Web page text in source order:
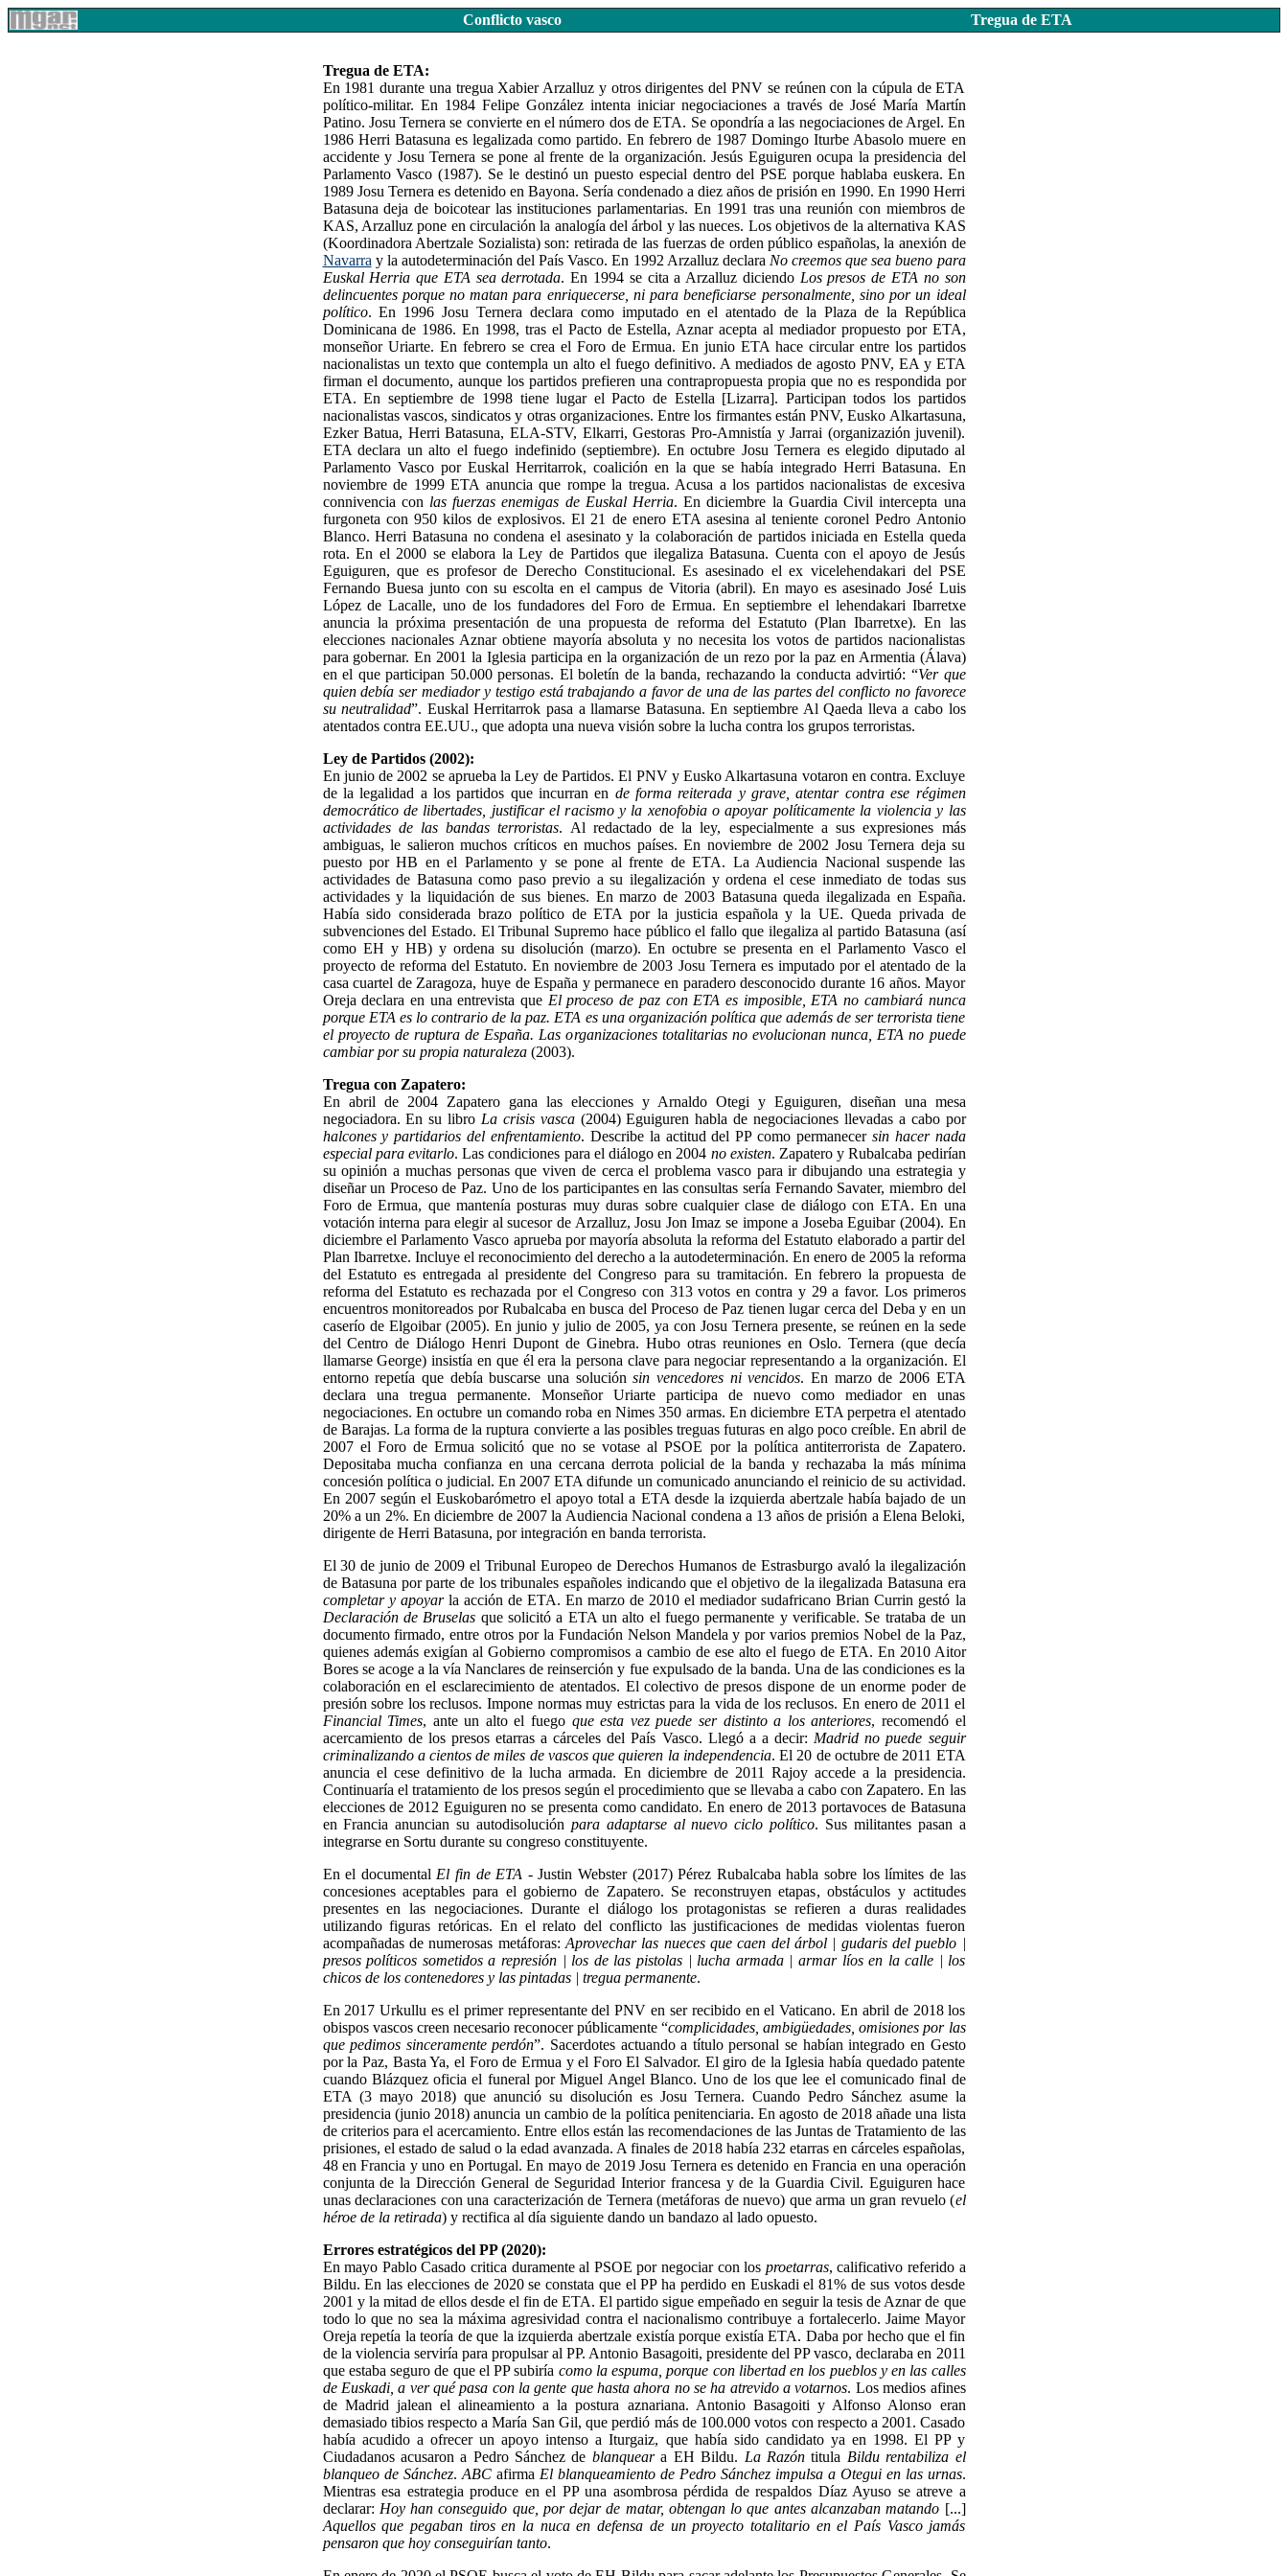
Conflicto vasco Tregua de ETA
Tregua de ETA:
En 1981 durante una tregua Xabier Arzalluz y otros dirigentes del PNV se reúnen con la cúpula de ETA
político-militar. En 1984 Felipe González intenta iniciar negociaciones a través de José María Martín
Patino. Josu Ternera se convierte en el número dos de ETA. Se opondría a las negociaciones de Argel. En
1986 Herri Batasuna es legalizada como partido. En febrero de 1987 Domingo Iturbe Abasolo muere en
accidente y Josu Ternera se pone al frente de la organización. Jesús Eguiguren ocupa la presidencia del
Parlamento Vasco (1987). Se le destinó un puesto especial dentro del PSE porque hablaba euskera. En
1989 Josu Ternera es detenido en Bayona. Sería condenado a diez años de prisión en 1990. En 1990 Herri
Batasuna deja de boicotear las instituciones parlamentarias. En 1991 tras una reunión con miembros de
KAS, Arzalluz pone en circulación la analogía del árbol y las nueces. Los objetivos de la alternativa KAS
(Koordinadora Abertzale Sozialista) son: retirada de las fuerzas de orden público españolas, la anexión de
Navarra y la autodeterminación del País Vasco. En 1992 Arzalluz declara No creemos que sea bueno para
Euskal Herria que ETA sea derrotada. En 1994 se cita a Arzalluz diciendo Los presos de ETA no son
delincuentes porque no matan para enriquecerse, ni para beneficiarse personalmente, sino por un ideal
político. En 1996 Josu Ternera declara como imputado en el atentado de la Plaza de la República
Dominicana de 1986. En 1998, tras el Pacto de Estella, Aznar acepta al mediador propuesto por ETA,
monseñor Uriarte. En febrero se crea el Foro de Ermua. En junio ETA hace circular entre los partidos
nacionalistas un texto que contempla un alto el fuego definitivo. A mediados de agosto PNV, EA y ETA
firman el documento, aunque los partidos prefieren una contrapropuesta propia que no es respondida por
ETA. En septiembre de 1998 tiene lugar el Pacto de Estella [Lizarra]. Participan todos los partidos
nacionalistas vascos, sindicatos y otras organizaciones. Entre los firmantes están PNV, Eusko Alkartasuna,
Ezker Batua, Herri Batasuna, ELA-STV, Elkarri, Gestoras Pro-Amnistía y Jarrai (organizazión juvenil).
ETA declara un alto el fuego indefinido (septiembre). En octubre Josu Ternera es elegido diputado al
Parlamento Vasco por Euskal Herritarrok, coalición en la que se había integrado Herri Batasuna. En
noviembre de 1999 ETA anuncia que rompe la tregua. Acusa a los partidos nacionalistas de excesiva
connivencia con las fuerzas enemigas de Euskal Herria. En diciembre la Guardia Civil intercepta una
furgoneta con 950 kilos de explosivos. El 21 de enero ETA asesina al teniente coronel Pedro Antonio
Blanco. Herri Batasuna no condena el asesinato y la colaboración de partidos iniciada en Estella queda
rota. En el 2000 se elabora la Ley de Partidos que ilegaliza Batasuna. Cuenta con el apoyo de Jesús
Eguiguren, que es profesor de Derecho Constitucional. Es asesinado el ex vicelehendakari del PSE
Fernando Buesa junto con su escolta en el campus de Vitoria (abril). En mayo es asesinado José Luis
López de Lacalle, uno de los fundadores del Foro de Ermua. En septiembre el lehendakari Ibarretxe
anuncia la próxima presentación de una propuesta de reforma del Estatuto (Plan Ibarretxe). En las
elecciones nacionales Aznar obtiene mayoría absoluta y no necesita los votos de partidos nacionalistas
para gobernar. En 2001 la Iglesia participa en la organización de un rezo por la paz en Armentia (Álava)
en el que participan 50.000 personas. El boletín de la banda, rechazando la conducta advirtió: “Ver que
quien debía ser mediador y testigo está trabajando a favor de una de las partes del conflicto no favorece
su neutralidad”. Euskal Herritarrok pasa a llamarse Batasuna. En septiembre Al Qaeda lleva a cabo los
atentados contra EE.UU., que adopta una nueva visión sobre la lucha contra los grupos terroristas.
Ley de Partidos (2002):
En junio de 2002 se aprueba la Ley de Partidos. El PNV y Eusko Alkartasuna votaron en contra. Excluye
de la legalidad a los partidos que incurran en de forma reiterada y grave, atentar contra ese régimen
democrático de libertades, justificar el racismo y la xenofobia o apoyar políticamente la violencia y las
actividades de las bandas terroristas. Al redactado de la ley, especialmente a sus expresiones más
ambiguas, le salieron muchos críticos en muchos países. En noviembre de 2002 Josu Ternera deja su
puesto por HB en el Parlamento y se pone al frente de ETA. La Audiencia Nacional suspende las
actividades de Batasuna como paso previo a su ilegalización y ordena el cese inmediato de todas sus
actividades y la liquidación de sus bienes. En marzo de 2003 Batasuna queda ilegalizada en España.
Había sido considerada brazo político de ETA por la justicia española y la UE. Queda privada de
subvenciones del Estado. El Tribunal Supremo hace público el fallo que ilegaliza al partido Batasuna (así
como EH y HB) y ordena su disolución (marzo). En octubre se presenta en el Parlamento Vasco el
proyecto de reforma del Estatuto. En noviembre de 2003 Josu Ternera es imputado por el atentado de la
casa cuartel de Zaragoza, huye de España y permanece en paradero desconocido durante 16 años. Mayor
Oreja declara en una entrevista que El proceso de paz con ETA es imposible, ETA no cambiará nunca
porque ETA es lo contrario de la paz. ETA es una organización política que además de ser terrorista tiene
el proyecto de ruptura de España. Las organizaciones totalitarias no evolucionan nunca, ETA no puede
cambiar por su propia naturaleza(2003).
Tregua con Zapatero:
En abril de 2004 Zapatero gana las elecciones y Arnaldo Otegi y Eguiguren, diseñan una mesa
negociadora. En su libro La crisis vasca(2004) Eguiguren habla de negociaciones llevadas a cabo por
halcones y partidarios del enfrentamiento. Describe la actitud del PP como permanecer sin hacer nada
especial para evitarlo. Las condiciones para el diálogo en 2004 no existen. Zapatero y Rubalcaba pedirían
su opinión a muchas personas que viven de cerca el problema vasco para ir dibujando una estrategia y
diseñar un Proceso de Paz. Uno de los participantes en las consultas sería Fernando Savater, miembro del
Foro de Ermua, que mantenía posturas muy duras sobre cualquier clase de diálogo con ETA. En una
votación interna para elegir al sucesor de Arzalluz, Josu Jon Imaz se impone a Joseba Eguibar (2004). En
diciembre el Parlamento Vasco aprueba por mayoría absoluta la reforma del Estatuto elaborado a partir del
Plan Ibarretxe. Incluye el reconocimiento del derecho a la autodeterminación. En enero de 2005 la reforma
del Estatuto es entregada al presidente del Congreso para su tramitación. En febrero la propuesta de
reforma del Estatuto es rechazada por el Congreso con 313 votos en contra y 29 a favor. Los primeros
encuentros monitoreados por Rubalcaba en busca del Proceso de Paz tienen lugar cerca del Deba y en un
caserío de Elgoibar (2005). En junio y julio de 2005, ya con Josu Ternera presente, se reúnen en la sede
del Centro de Diálogo Henri Dupont de Ginebra. Hubo otras reuniones en Oslo. Ternera (que decía
llamarse George) insistía en que él era la persona clave para negociar representando a la organización. El
entorno repetía que debía buscarse una soluciónsin vencedores ni vencidos. En marzo de 2006 ETA
declara una tregua permanente. Monseñor Uriarte participa de nuevo como mediador en unas
negociaciones. En octubre un comando roba en Nimes 350 armas. En diciembre ETA perpetra el atentado
de Barajas. La forma de la ruptura convierte a las posibles treguas futuras en algo poco creíble. En abril de
2007 el Foro de Ermua solicitó que no se votase al PSOE por la política antiterrorista de Zapatero.
Depositaba mucha confianza en una cercana derrota policial de la banda y rechazaba la más mínima
concesión política o judicial. En 2007 ETA difunde un comunicado anunciando el reinicio de su actividad.
En 2007 según el Euskobarómetro el apoyo total a ETA desde la izquierda abertzale había bajado de un
20% a un 2%. En diciembre de 2007 la Audiencia Nacional condena a 13 años de prisión a Elena Beloki,
dirigente de Herri Batasuna, por integración en banda terrorista.
El 30 de junio de 2009 el Tribunal Europeo de Derechos Humanos de Estrasburgo avaló la ilegalización
de Batasuna por parte de los tribunales españoles indicando que el objetivo de la ilegalizada Batasuna era
completar y apoyarla acción de ETA. En marzo de 2010 el mediador sudafricano Brian Currin gestó la
Declaración de Bruselas que solicitó a ETA un alto el fuego permanente y verificable. Se trataba de un
documento firmado, entre otros por la Fundación Nelson Mandela y por varios premios Nobel de la Paz,
quienes además exigían al Gobierno compromisos a cambio de ese alto el fuego de ETA. En 2010 Aitor
Bores se acoge a la vía Nanclares de reinserción y fue expulsado de la banda. Una de las condiciones es la
colaboración en el esclarecimiento de atentados. El colectivo de presos dispone de un enorme poder de
presión sobre los reclusos. Impone normas muy estrictas para la vida de los reclusos. En enero de 2011 el
Financial Times, ante un alto el fuego que esta vez puede ser distinto a los anteriores, recomendó el
acercamiento de los presos etarras a cárceles del País Vasco. Llegó a a decir: Madrid no puede seguir
criminalizando a cientos de miles de vascos que quieren la independencia. El 20 de octubre de 2011 ETA
anuncia el cese definitivo de la lucha armada. En diciembre de 2011 Rajoy accede a la presidencia.
Continuaría el tratamiento de los presos según el procedimiento que se llevaba a cabo con Zapatero. En las
elecciones de 2012 Eguiguren no se presenta como candidato. En enero de 2013 portavoces de Batasuna
en Francia anuncian su autodisolución para adaptarse al nuevo ciclo político. Sus militantes pasan a
integrarse en Sortu durante su congreso constituyente.
En el documental El fin de ETA - Justin Webster (2017) Pérez Rubalcaba habla sobre los límites de las
concesiones aceptables para el gobierno de Zapatero. Se reconstruyen etapas, obstáculos y actitudes
presentes en las negociaciones. Durante el diálogo los protagonistas se refieren a duras realidades
utilizando figuras retóricas. En el relato del conflicto las justificaciones de medidas violentas fueron
acompañadas de numerosas metáforas: Aprovechar las nueces que caen del árbol | gudaris del pueblo |
presos políticos sometidos a represión | los de las pistolas | lucha armada | armar líos en la calle | los
chicos de los contenedores y las pintadas | tregua permanente.
En 2017 Urkullu es el primer representante del PNV en ser recibido en el Vaticano. En abril de 2018 los
obispos vascos creen necesario reconocer públicamente “complicidades, ambigüedades, omisiones por las
que pedimos sinceramente perdón”. Sacerdotes actuando a título personal se habían integrado en Gesto
por la Paz, Basta Ya, el Foro de Ermua y el Foro El Salvador. El giro de la Iglesia había quedado patente
cuando Blázquez oficia el funeral por Miguel Angel Blanco. Uno de los que lee el comunicado final de
ETA (3 mayo 2018) que anunció su disolución es Josu Ternera. Cuando Pedro Sánchez asume la
presidencia (junio 2018) anuncia un cambio de la política penitenciaria. En agosto de 2018 añade una lista
de criterios para el acercamiento. Entre ellos están las recomendaciones de las Juntas de Tratamiento de las
prisiones, el estado de salud o la edad avanzada. A finales de 2018 había 232 etarras en cárceles españolas,
48 en Francia y uno en Portugal. En mayo de 2019 Josu Ternera es detenido en Francia en una operación
conjunta de la Dirección General de Seguridad Interior francesa y de la Guardia Civil. Eguiguren hace
unas declaraciones con una caracterización de Ternera (metáforas de nuevo) que arma un gran revuelo (el
héroe de la retirada) y rectifica al día siguiente dando un bandazo al lado opuesto.
Errores estratégicos del PP (2020):
En mayo Pablo Casado critica duramente al PSOE por negociar con los proetarras, calificativo referido a
Bildu. En las elecciones de 2020 se constata que el PP ha perdido en Euskadi el 81% de sus votos desde
2001 y la mitad de ellos desde el fin de ETA. El partido sigue empeñado en seguir la tesis de Aznar de que
todo lo que no sea la máxima agresividad contra el nacionalismo contribuye a fortalecerlo. Jaime Mayor
Oreja repetía la teoría de que la izquierda abertzale existía porque existía ETA. Daba por hecho que el fin
de la violencia serviría para propulsar al PP. Antonio Basagoiti, presidente del PP vasco, declaraba en 2011
que estaba seguro de que el PP subiría como la espuma, porque con libertad en los pueblos y en las calles
de Euskadi, a ver qué pasa con la gente que hasta ahora no se ha atrevido a votarnos. Los medios afines
de Madrid jalean el alineamiento a la postura aznariana. Antonio Basagoiti y Alfonso Alonso eran
demasiado tibios respecto a María San Gil, que perdió más de 100.000 votos con respecto a 2001. Casado
había acudido a ofrecer un apoyo intenso a Iturgaiz, que había sido candidato ya en 1998. El PP y
Ciudadanos acusaron a Pedro Sánchez de blanqueara EH Bildu. La Razóntitula Bildu rentabiliza el
blanqueo de Sánchez. ABCafirma El blanqueamiento de Pedro Sánchez impulsa a Otegui en las urnas.
Mientras esa estrategia produce en el PP una asombrosa pérdida de respaldos Díaz Ayuso se atreve a
declarar: Hoy han conseguido que, por dejar de matar, obtengan lo que antes alcanzaban matando [...]
Aquellos que pegaban tiros en la nuca en defensa de un proyecto totalitario en el País Vasco jamás
pensaron que hoy conseguirían tanto.